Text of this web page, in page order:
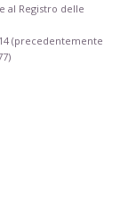
al Registro delle
(precedentemente